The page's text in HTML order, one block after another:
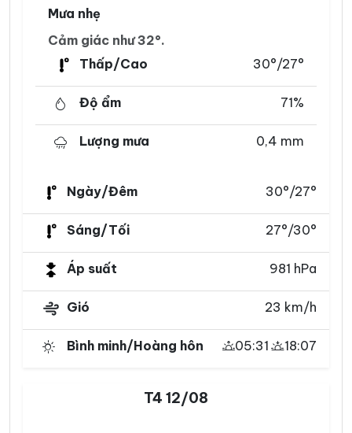
Mưa nhẹ
Cảm giác như 32°.
Thấp/Cao
30°/27°
Độ ẩm 71%
Lượng mưa 0,4 mm
Ngày/Đêm 30°/27°
Sáng/Tối 27°/30°
Áp suất 981 hPa
Gió 23 km/h
Bình minh/Hoàng hôn 05:31 18:07
T4 12/08